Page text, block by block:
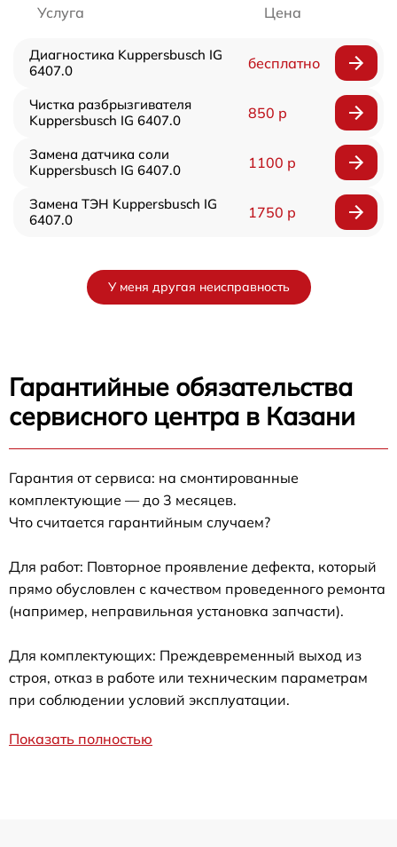
Услуга Цена
Диагностика Kuppersbusch IG
6407.0
бесплатно
Чистка разбрызгивателя
Kuppersbusch IG 6407.0
850 р
Замена датчика соли
Kuppersbusch IG 6407.0
1100 р
Замена ТЭН Kuppersbusch IG
6407.0
1750 р
У меня другая неисправность
Гарантийные обязательства
сервисного центра в Казани
Гарантия от сервиса: на смонтированные
комплектующие — до 3 месяцев.
Что считается гарантийным случаем?
Для работ: Повторное проявление дефекта, который
прямо обусловлен с качеством проведенного ремонта
(например, неправильная установка запчасти).
Для комплектующих: Преждевременный выход из
строя, отказ в работе или техническим параметрам
при соблюдении условий эксплуатации.
Показать полностью